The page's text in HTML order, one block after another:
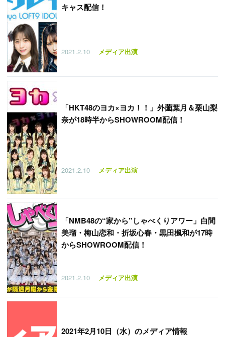
キャス配信！
2021.2.10 メディア出演
「HKT48のヨカ×ヨカ！！」外薗葉月＆栗山梨
奈が18時半からSHOWROOM配信！
2021.2.10 メディア出演
「NMB48の“家から”しゃべくりアワー」白間
美瑠・梅山恋和・折坂心春・黒田楓和が17時
からSHOWROOM配信！
2021.2.10 メディア出演
2021年2月10日（水）のメディア情報